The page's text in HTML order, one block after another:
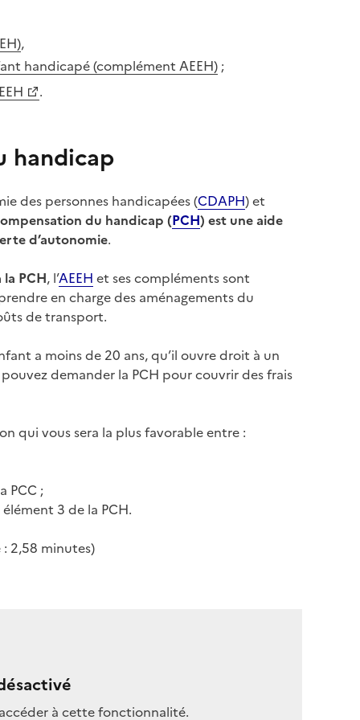
,
handicapé (complément AEEH) ;
.
handicap
des personnes handicapées (CDAPH) et
du handicap (PCH) est une aide
d’autonomie.
PCH, l’AEEH et ses compléments sont
en charge des aménagements du
de transport.
a moins de 20 ans, qu’il ouvre droit à un
demander la PCH pour couvrir des frais
qui vous sera la plus favorable entre :
PCC ;
3 de la PCH.
: 2,58 minutes)
à cette fonctionnalité.